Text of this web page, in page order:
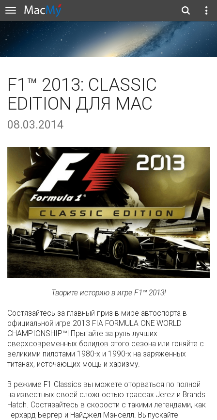
F1™ 2013: CLASSIC
EDITION ДЛЯ MAC
08.03.2014
Творите историю в игре F1™ 2013!
Состязайтесь за главный приз в мире автоспорта в
официальной игре 2013 FIA FORMULA ONE WORLD
CHAMPIONSHIP™! Прыгайте за руль лучших
сверхсовременных болидов этого сезона или гоняйте с
великими пилотами 1980-х и 1990-х на заряженных
титанах, источающих мощь и харизму.
В режиме F1 Classics вы можете оторваться по полной
на известных своей сложностью трассах Jerez и Brands
Hatch. Состязайтесь в скорости с такими легендами, как
Герхард Бергер и Найджел Мэнселл. Выпускайте